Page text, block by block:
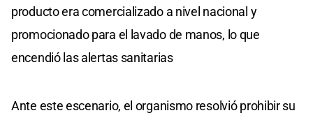
producto era comercializado a nivel nacional y
promocionado para el lavado de manos, lo que
encendió las alertas sanitarias
Ante este escenario, el organismo resolvió prohibir su